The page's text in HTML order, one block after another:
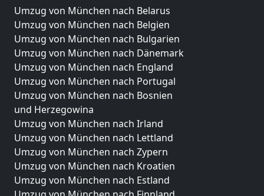
Umzug von München nach Belarus
Umzug von München nach Belgien
Umzug von München nach Bulgarien
Umzug von München nach Dänemark
Umzug von München nach England
Umzug von München nach Portugal
Umzug von München nach Bosnien
und Herzegowina
Umzug von München nach Irland
Umzug von München nach Lettland
Umzug von München nach Zypern
Umzug von München nach Kroatien
Umzug von München nach Estland